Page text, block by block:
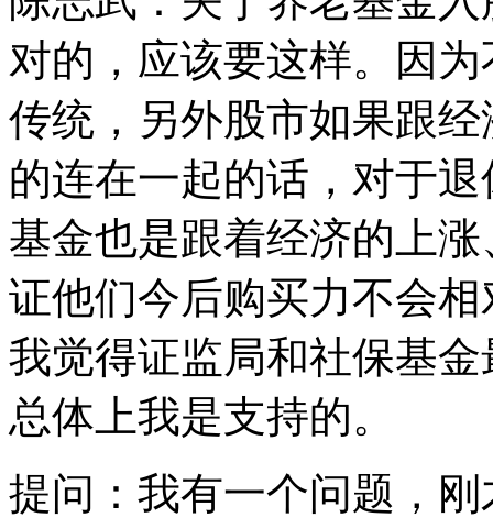
对的，应该要这样。因
传统，另外股市如果跟
的连在一起的话，对于
基金也是跟着经济的上
证他们今后购买力不会
我觉得证监局和社保基
总体上我是支持的。
提问：我有一个问题，